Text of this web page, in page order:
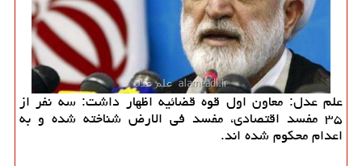
علم عدل: معاون اول قوه قضائیه اظهار داشت: سه نفر از
۳۵ مفسد اقتصادی، مفسد فی الارض شناخته شده و به
اعدام محكوم شده اند.